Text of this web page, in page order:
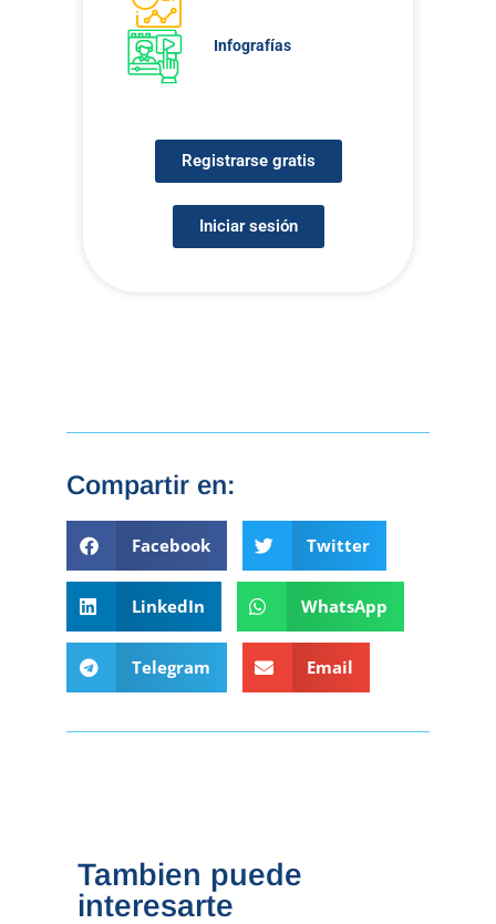
Infografías
Registrarse gratis
Iniciar sesión
Compartir en:
Facebook Twitter
LinkedIn WhatsApp
Telegram Email
Tambien puede
interesarte